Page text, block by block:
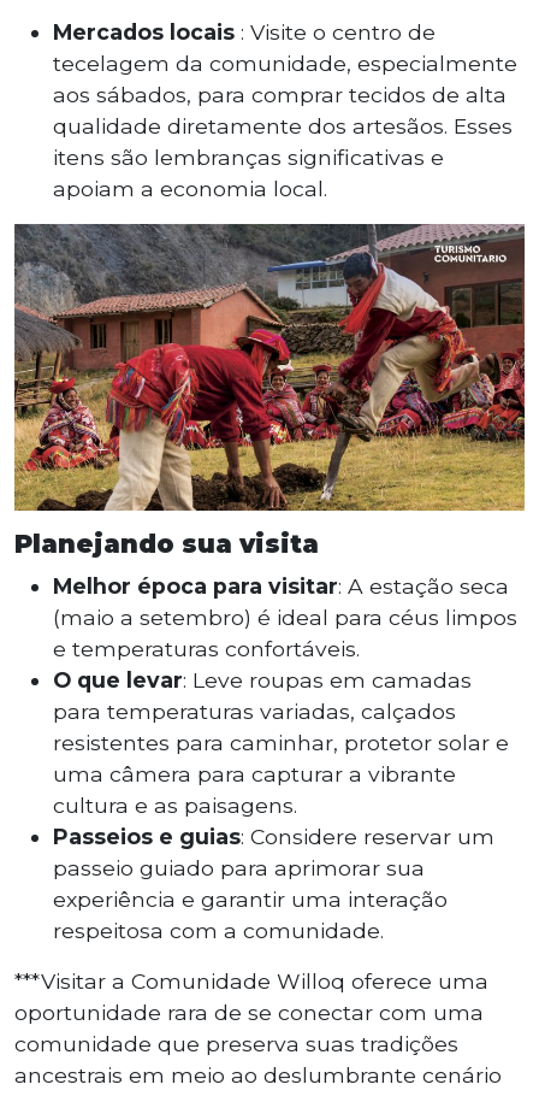
Mercados locais : Visite o centro de
tecelagem da comunidade, especialmente
aos sábados, para comprar tecidos de alta
qualidade diretamente dos artesãos. Esses
itens são lembranças significativas e
apoiam a economia local.
Planejando sua visita
Melhor época para visitar: A estação seca
(maio a setembro) é ideal para céus limpos
e temperaturas confortáveis.
O que levar: Leve roupas em camadas
para temperaturas variadas, calçados
resistentes para caminhar, protetor solar e
uma câmera para capturar a vibrante
cultura e as paisagens.
Passeios e guias: Considere reservar um
passeio guiado para aprimorar sua
experiência e garantir uma interação
respeitosa com a comunidade.
***Visitar a Comunidade Willoq oferece uma
oportunidade rara de se conectar com uma
comunidade que preserva suas tradições
ancestrais em meio ao deslumbrante cenário